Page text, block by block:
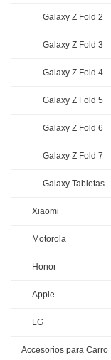
Galaxy Z Fold 2
Galaxy Z Fold 3
Galaxy Z Fold 4
Galaxy Z Fold 5
Galaxy Z Fold 6
Galaxy Z Fold 7
Galaxy Tabletas
Xiaomi
Motorola
Honor
Apple
LG
Accesorios para Carro